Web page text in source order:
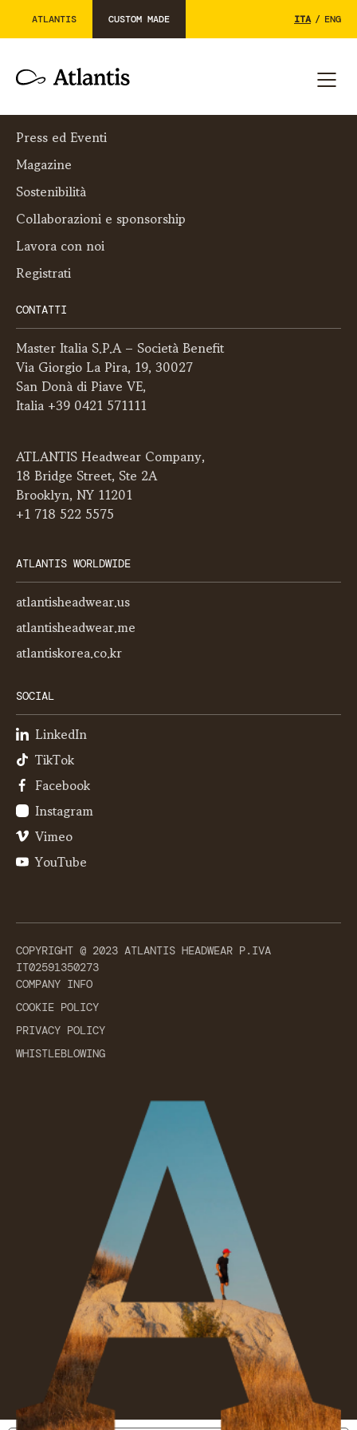
ATLANTIS CUSTOM MADE ITA / ENG
L’AZIENDA
Su di noi
Press ed Eventi
Magazine
Sostenibilità
Collaborazioni e sponsorship
Lavora con noi
Registrati
CONTATTI
Master Italia S.P.A – Società Benefit
Via Giorgio La Pira, 19, 30027
San Donà di Piave VE,
Italia +39 0421 571111
ATLANTIS Headwear Company,
18 Bridge Street, Ste 2A
Brooklyn, NY 11201
+1 718 522 5575
ATLANTIS WORLDWIDE
atlantisheadwear.us
atlantisheadwear.me
atlantiskorea.co.kr
SOCIAL
LinkedIn
TikTok
Facebook
Instagram
Vimeo
YouTube
COPYRIGHT @ 2023 ATLANTIS HEADWEAR P.IVA
IT02591350273
COMPANY INFO
COOKIE POLICY
PRIVACY POLICY
WHISTLEBLOWING